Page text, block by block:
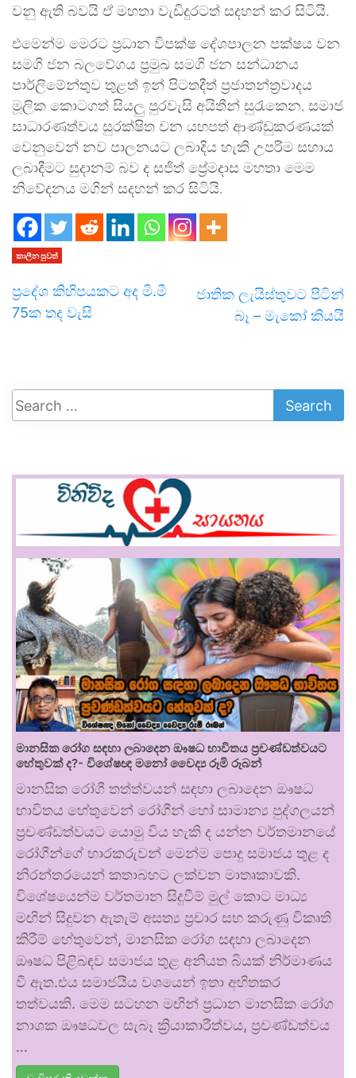
වනු ඇති බවයි ඒ මහතා වැඩිදුරටත් සදහන් කර සිටියි.
එමෙන්ම මෙරට ප්‍රධාන විපක්ෂ දේශපාලන පක්ෂය වන
සමගි ජන බලවේගය ප්‍රමුඛ සමගි ජන සන්ධානය
පාර්ලිමේන්තුව තුළත් ඉන් පිටතදීත් ප්‍රජාතන්ත්‍රවාදය
මූලික කොටගත් සියලු පුරවැසි අයිතීන් සුරැකෙන, සමාජ
සාධාරණත්වය සුරක්ෂිත වන යහපත් ආණ්ඩුකරණයක්
වෙනුවෙන් නව පාලනයට ලබාදිය හැකි උපරිම සහාය
ලබාදීමට සුදානම් බව ද සජිත් ප්‍රේමදාස මහතා මෙම
නිවේදනය මගින් සදහන් කර සිටියි.
කාලීන පුවත්
ප්‍රදේශ කිහිපයකට අද මි.මී
75ක තද වැසි
ජාතික ලැයිස්තුවට පිටින්
බෑ – මැකෝ කියයි
මානසික රෝග සඳහා ලබාදෙන ඖෂධ භාවිතය ප්‍රචණ්ඩත්වයට
හේතුවක් ද?- විශේෂඥ මනෝ වෛද්‍ය රූමි රූබන්
මානසික රෝගී තත්ත්වයන් සඳහා ලබාදෙන ඖෂධ
භාවිතය හේතුවෙන් රෝගීන් හෝ සාමාන්‍ය පුද්ගලයන්
ප්‍රචණ්ඩත්වයට යොමු විය හැකි ද යන්න වර්තමානයේ
රෝගීන්ගේ භාරකරුවන් මෙන්ම පොදු සමාජය තුළ ද
නිරන්තරයෙන් කතාබහට ලක්වන මාතෘකාවකි.
විශේෂයෙන්ම වර්තමාන සිදුවීම් මුල් කොට මාධ්‍ය
මඟින් සිදුවන ඇතැම් අසත්‍ය ප්‍රචාර සහ කරුණු විකෘති
කිරීම් හේතුවෙන්, මානසික රෝග සඳහා ලබාදෙන
ඖෂධ පිළිබඳව සමාජය තුළ අනියත බියක් නිර්මාණය
වී ඇත.එය සමාජයීය වශයෙන් ඉතා අහිතකර
තත්වයකි. මෙම සටහන මඟින් ප්‍රධාන මානසික රෝග
නාශක ඖෂධවල සැබෑ ක්‍රියාකාරීත්වය, ප්‍රචණ්ඩත්වය
…